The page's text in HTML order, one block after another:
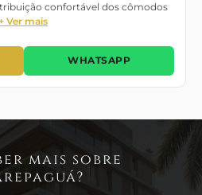
confortável dos cômodos
Ver mais
WHATSAPP
mais sobre